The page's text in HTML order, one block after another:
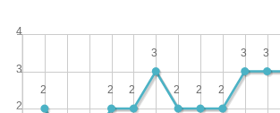
2
3
4
3
3
2
2
2
3
2
2
2